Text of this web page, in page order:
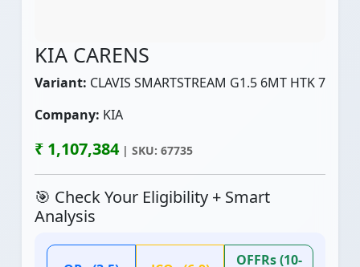
KIA CARENS
Variant: CLAVIS SMARTSTREAM G1.5 6MT HTK 7
Company: KIA
₹ 1,107,384| SKU: 67735
🎯 Check Your Eligibility + Smart
Analysis
OFFRs (10-